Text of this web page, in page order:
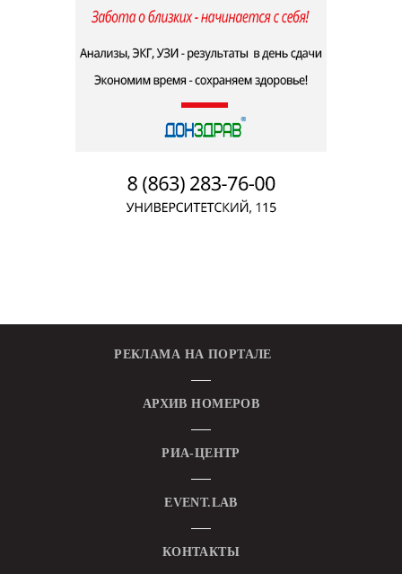
РЕКЛАМА НА ПОРТАЛЕ
АРХИВ НОМЕРОВ
РИА-ЦЕНТР
EVENT.LAB
КОНТАКТЫ